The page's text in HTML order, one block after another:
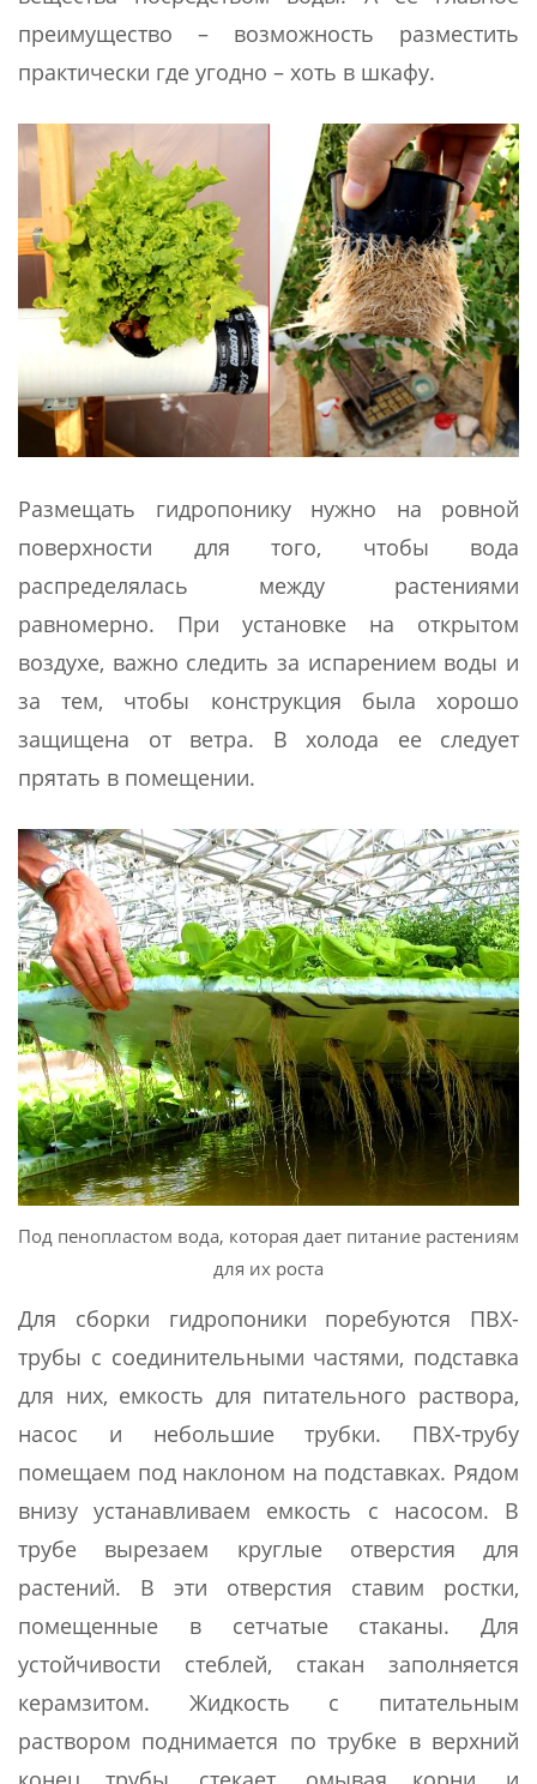
преимущество – возможность разместить
практически где угодно – хоть в шкафу.
Размещать гидропонику нужно на ровной
поверхности для того, чтобы вода
распределялась между растениями
равномерно. При установке на открытом
воздухе, важно следить за испарением воды и
за тем, чтобы конструкция была хорошо
защищена от ветра. В холода ее следует
прятать в помещении.
Под пенопластом вода, которая дает питание растениям
для их роста
Для сборки гидропоники поребуются ПВХ-
трубы с соединительными частями, подставка
для них, емкость для питательного раствора,
насос и небольшие трубки. ПВХ-трубу
помещаем под наклоном на подставках. Рядом
внизу устанавливаем емкость с насосом. В
трубе вырезаем круглые отверстия для
растений. В эти отверстия ставим ростки,
помещенные в сетчатые стаканы. Для
устойчивости стеблей, стакан заполняется
керамзитом. Жидкость с питательным
раствором поднимается по трубке в верхний